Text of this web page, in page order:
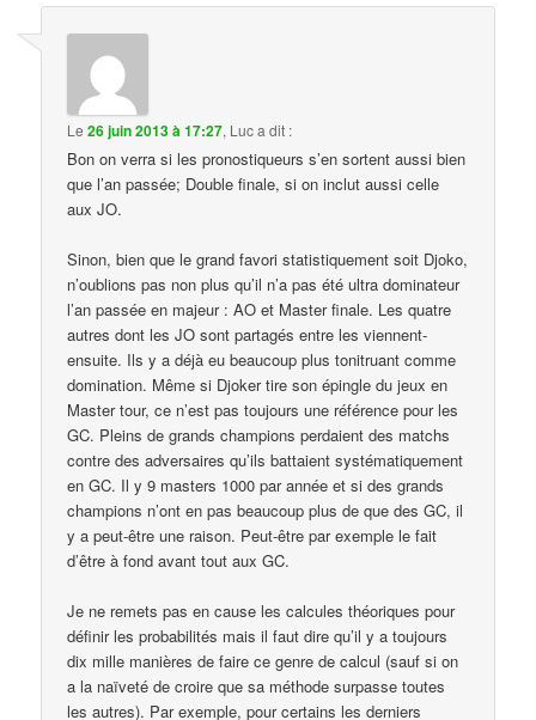
Le26 juin 2013 à 17:27, Luca dit :
Bon on verra si les pronostiqueurs s’en sortent aussi bien
que l’an passée; Double finale, si on inclut aussi celle
aux JO.
Sinon, bien que le grand favori statistiquement soit Djoko,
n’oublions pas non plus qu’il n’a pas été ultra dominateur
l’an passée en majeur : AO et Master finale. Les quatre
autres dont les JO sont partagés entre les viennent-
ensuite. Ils y a déjà eu beaucoup plus tonitruant comme
domination. Même si Djoker tire son épingle du jeux en
Master tour, ce n’est pas toujours une référence pour les
GC. Pleins de grands champions perdaient des matchs
contre des adversaires qu’ils battaient systématiquement
en GC. Il y 9 masters 1000 par année et si des grands
champions n’ont en pas beaucoup plus de que des GC, il
y a peut-être une raison. Peut-être par exemple le fait
d’être à fond avant tout aux GC.
Je ne remets pas en cause les calcules théoriques pour
définir les probabilités mais il faut dire qu’il y a toujours
dix mille manières de faire ce genre de calcul (sauf si on
a la naïveté de croire que sa méthode surpasse toutes
les autres). Par exemple, pour certains les derniers